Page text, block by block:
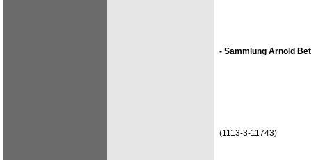
- Sammlung Arnold
(1113-3-11743)